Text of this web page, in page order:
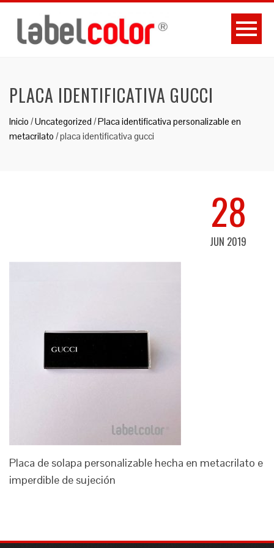
PLACA IDENTIFICATIVA GUCCI
Inicio /Uncategorized /Placa identificativa personalizable en
metacrilato /placa identificativa gucci
28
JUN 2019
Placa de solapa personalizable hecha en metacrilato e
imperdible de sujeción